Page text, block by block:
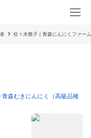
佐々木教子 | 青森にんにくファーム
青森むきにんにく（高級品種